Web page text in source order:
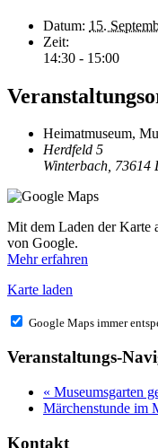
Datum: 15.
Zeit:
14:30 - 15:00
Heimatmuseum,
Herdfeld 5
Winterbach, 73614
Mit dem Laden der Karte
von Google.
Mehr erfahren
Karte laden
Google Maps immer
Veranstaltungs-
« Museumsgarten
Märchenstunde im
Kontakt